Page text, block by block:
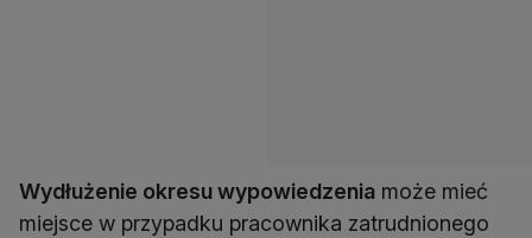
Wydłużenie okresu wypowiedzenia może mieć
miejsce w przypadku pracownika zatrudnionego